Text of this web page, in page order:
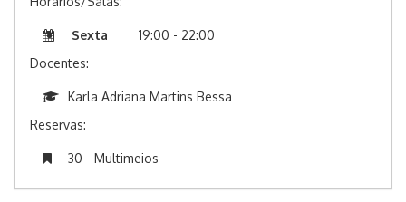
Sexta
19:00 - 22:00
Docentes:
Karla Adriana Martins Bessa
Reservas:
30 - Multimeios